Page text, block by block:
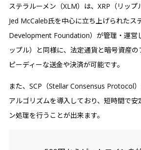
ステラルーメン（XLM）は、XRP（リップ
Jed McCaleb氏を中心に立ち上げられたス
Development Foundation）が管理・運営
ップル）と同様に、法定通貨と暗号資産
ピーディーな送金や決済が可能です。
また、SCP（Stellar Consensus Protocol
アルゴリズムを導入しており、短時間で安
ン処理を行うことが出来ます。